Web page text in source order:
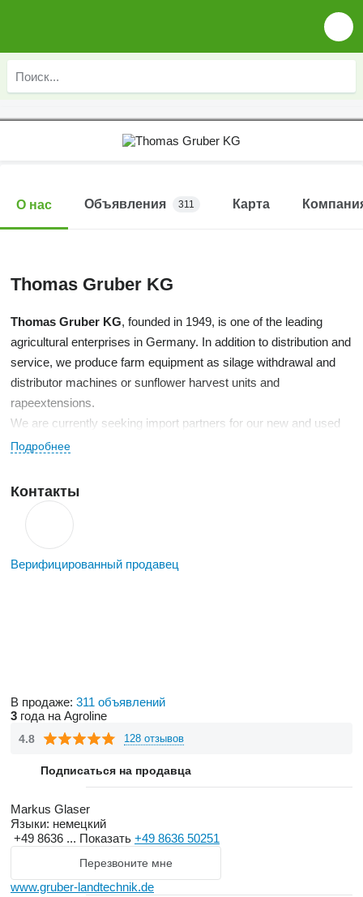
О нас Объявления 311 Карта
Thomas Gruber KG
Thomas Gruber KG, founded in 1949, is one of the leading
agricultural enterprises in Germany. In addition to distribution and
service, we produce farm equipment as silage withdrawal and
distributor machines or sunflower harvest units and
rapeextensions.
We are currently seeking import partners for our new and used
machines who could also offer replacement parts and repair
Should you be interested in a lasting partnership with us, please
contact us for more information.
Подробнее
Контакты
Верифицированный продавец
В продаже: 311 объявлений
3 года на Agroline
4.8 128 отзывов
Подписаться на продавца
Markus Glaser
Языки: немецкий
+49 8636 ... Показать +49 8636 50251
Перезвоните мне
www.gruber-landtechnik.de